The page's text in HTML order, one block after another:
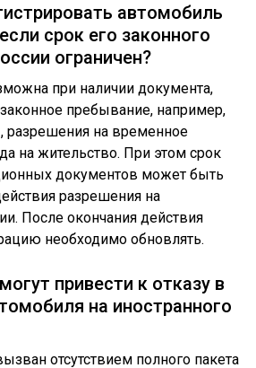
автомобиль
срок его законного
ограничен?
при наличии документа,
пребывание, например,
на временное
на жительство. При этом срок
документов может быть
разрешения на
После окончания действия
необходимо обновлять.
привести к отказу в
на иностранного
отсутствием полного пакета